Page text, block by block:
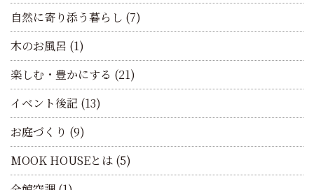
自然に寄り添う暮らし (7)
木のお風呂 (1)
楽しむ・豊かにする (21)
イベント後記 (13)
お庭づくり (9)
MOOK HOUSEとは (5)